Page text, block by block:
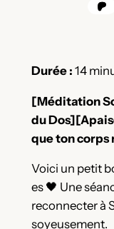
Durée : 14
[Méditation
du
que ton corps
Voici un petit
es 🖤 Une
reconnecter à
soyeusement.